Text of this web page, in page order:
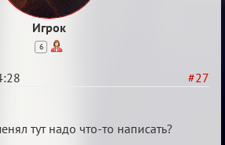
Игрок
6
#27
тут надо что-то написать?